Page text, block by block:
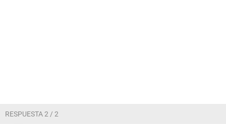
RESPUESTA 2 / 2